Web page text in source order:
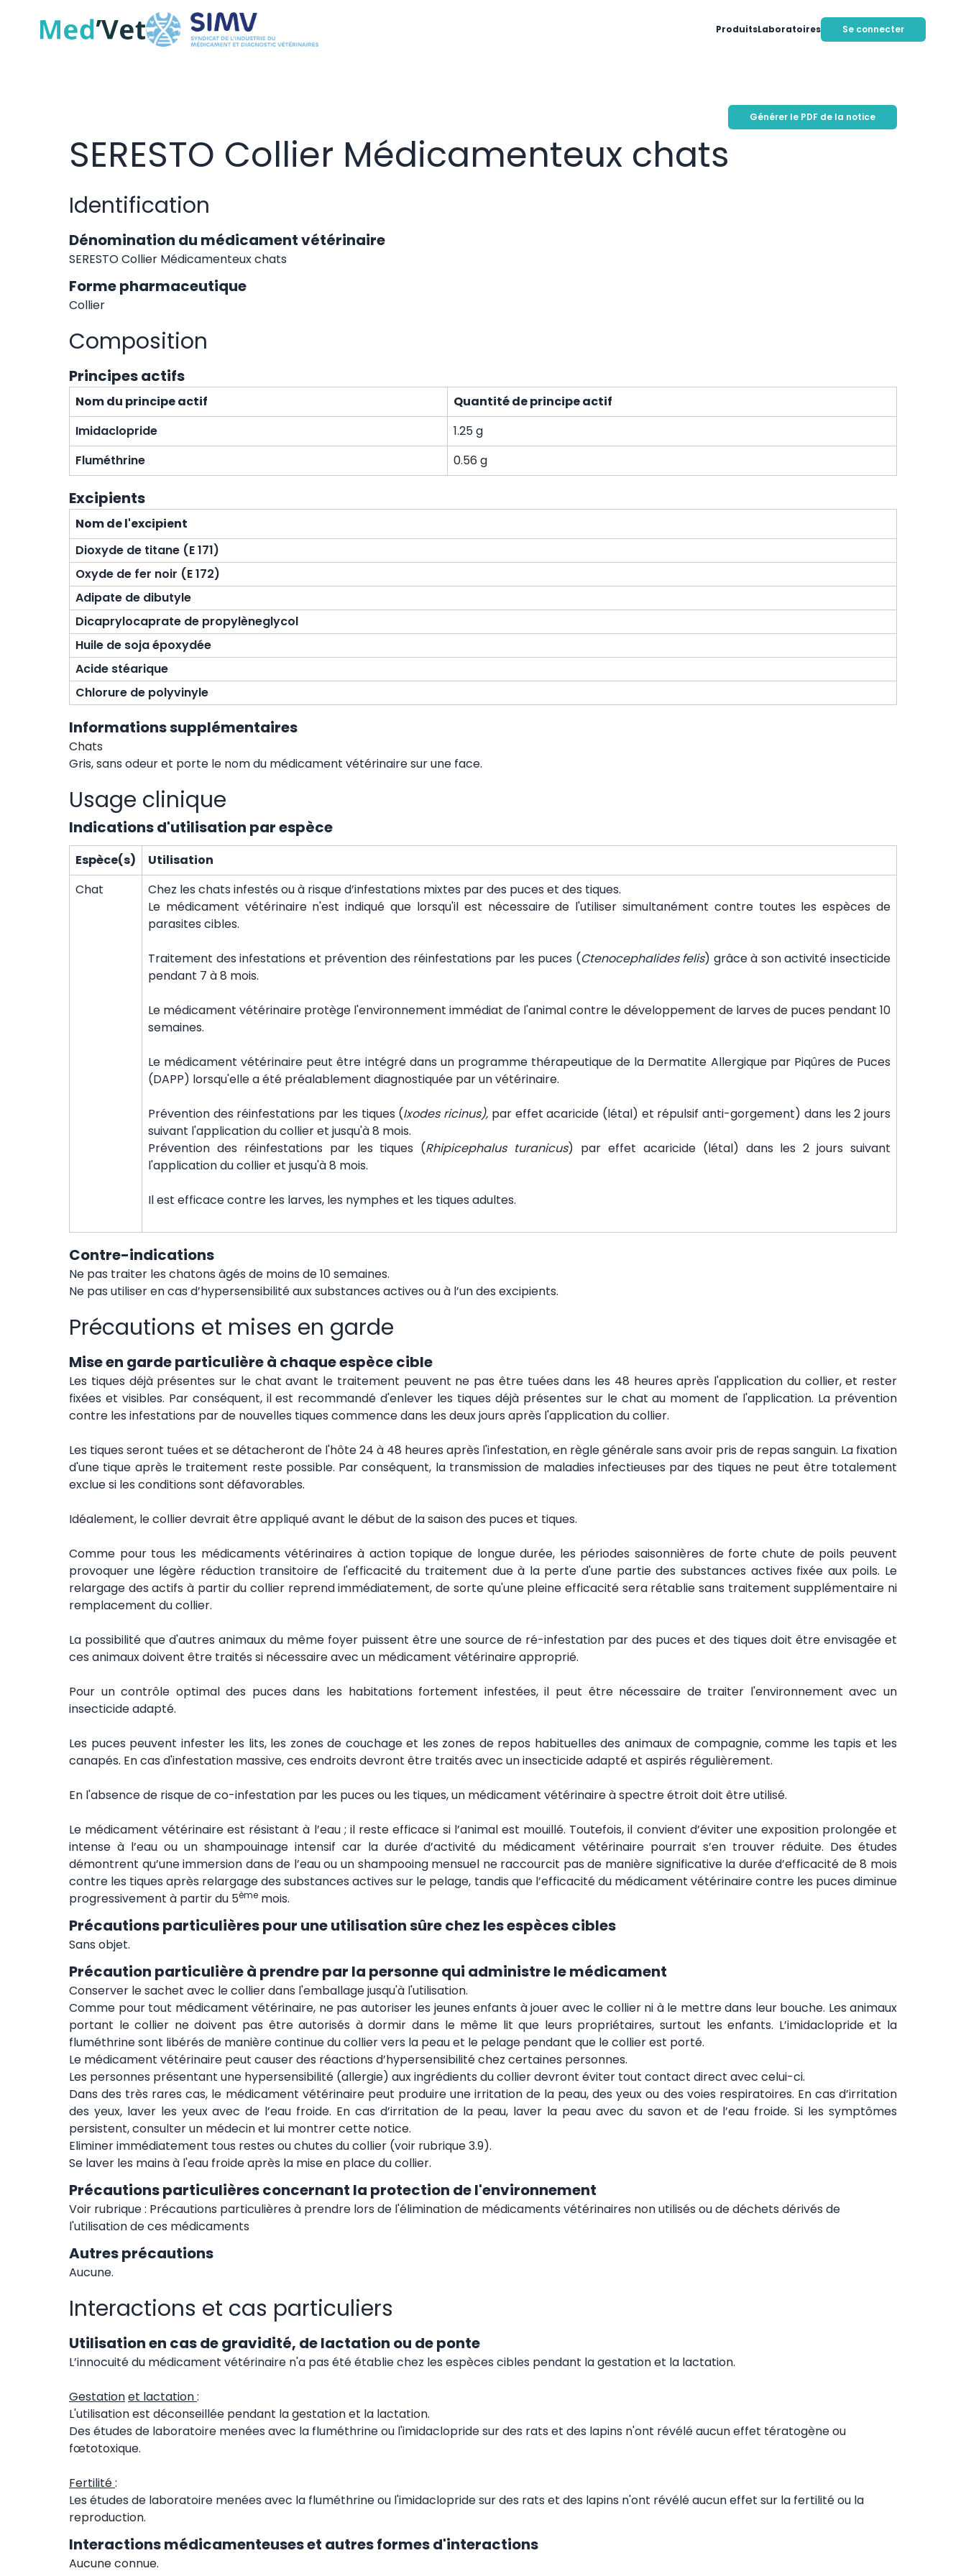
ProduitsLaboratoires Se connecter
Générer le PDF de la notice
SERESTO Collier Médicamenteux chats
Identification
Dénomination du médicament vétérinaire
SERESTO Collier Médicamenteux chats
Forme pharmaceutique
Collier
Composition
Principes actifs
Nom du principe actif
Quantité de principe actif
Imidaclopride
1.25 g
Fluméthrine
0.56 g
Excipients
Nom de l'excipient
Dioxyde de titane (E 171)
Oxyde de fer noir (E 172)
Adipate de dibutyle
Dicaprylocaprate de propylèneglycol
Huile de soja époxydée
Acide stéarique
Chlorure de polyvinyle
Informations supplémentaires
Chats
Gris, sans odeur et porte le nom du médicament vétérinaire sur une face.
Usage clinique
Indications d'utilisation par espèce
Espèce(s)
Utilisation
Chat
Chez les chats infestés ou à risque d’infestations mixtes par des puces et des tiques.
Le médicament vétérinaire n'est indiqué que lorsqu'il est nécessaire de l'utiliser simultanément contre toutes les espèces de
parasites cibles.
Traitement des infestations et prévention des réinfestations par les puces (Ctenocephalides felis) grâce à son activité insecticide
pendant 7 à 8 mois.
Le médicament vétérinaire protège l'environnement immédiat de l'animal contre le développement de larves de puces pendant 10
semaines.
Le médicament vétérinaire peut être intégré dans un programme thérapeutique de la Dermatite Allergique par Piqûres de Puces
(DAPP) lorsqu'elle a été préalablement diagnostiquée par un vétérinaire.
Prévention des réinfestations par les tiques (Ixodes ricinus), par effet acaricide (létal) et répulsif anti-gorgement) dans les 2 jours
suivant l'application du collier et jusqu'à 8 mois.
Prévention des réinfestations par les tiques (Rhipicephalus turanicus) par effet acaricide (létal) dans les 2 jours suivant
l'application du collier et jusqu'à 8 mois.
Il est efficace contre les larves, les nymphes et les tiques adultes.
Contre-indications
Ne pas traiter les chatons âgés de moins de 10 semaines.
Ne pas utiliser en cas d’hypersensibilité aux substances actives ou à l’un des excipients.
Précautions et mises en garde
Mise en garde particulière à chaque espèce cible
Les tiques déjà présentes sur le chat avant le traitement peuvent ne pas être tuées dans les 48 heures après l'application du collier, et rester
fixées et visibles. Par conséquent, il est recommandé d'enlever les tiques déjà présentes sur le chat au moment de l'application. La prévention
contre les infestations par de nouvelles tiques commence dans les deux jours après l'application du collier.
Les tiques seront tuées et se détacheront de l'hôte 24 à 48 heures après l'infestation, en règle générale sans avoir pris de repas sanguin. La fixation
d'une tique après le traitement reste possible. Par conséquent, la transmission de maladies infectieuses par des tiques ne peut être totalement
exclue si les conditions sont défavorables.
Idéalement, le collier devrait être appliqué avant le début de la saison des puces et tiques.
Comme pour tous les médicaments vétérinaires à action topique de longue durée, les périodes saisonnières de forte chute de poils peuvent
provoquer une légère réduction transitoire de l'efficacité du traitement due à la perte d'une partie des substances actives fixée aux poils. Le
relargage des actifs à partir du collier reprend immédiatement, de sorte qu'une pleine efficacité sera rétablie sans traitement supplémentaire ni
remplacement du collier.
La possibilité que d'autres animaux du même foyer puissent être une source de ré-infestation par des puces et des tiques doit être envisagée et
ces animaux doivent être traités si nécessaire avec un médicament vétérinaire approprié.
Pour un contrôle optimal des puces dans les habitations fortement infestées, il peut être nécessaire de traiter l'environnement avec un
insecticide adapté.
Les puces peuvent infester les lits, les zones de couchage et les zones de repos habituelles des animaux de compagnie, comme les tapis et les
canapés. En cas d'infestation massive, ces endroits devront être traités avec un insecticide adapté et aspirés régulièrement.
En l'absence de risque de co-infestation par les puces ou les tiques, un médicament vétérinaire à spectre étroit doit être utilisé.
Le médicament vétérinaire est résistant à l’eau ; il reste efficace si l’animal est mouillé. Toutefois, il convient d’éviter une exposition prolongée et
intense à l’eau ou un shampouinage intensif car la durée d’activité du médicament vétérinaire pourrait s’en trouver réduite. Des études
démontrent qu’une immersion dans de l’eau ou un shampooing mensuel ne raccourcit pas de manière significative la durée d’efficacité de 8 mois
contre les tiques après relargage des substances actives sur le pelage, tandis que l’efficacité du médicament vétérinaire contre les puces diminue
progressivement à partir du 5ème mois.
Précautions particulières pour une utilisation sûre chez les espèces cibles
Sans objet.
Précaution particulière à prendre par la personne qui administre le médicament
Conserver le sachet avec le collier dans l'emballage jusqu'à l'utilisation.
Comme pour tout médicament vétérinaire, ne pas autoriser les jeunes enfants à jouer avec le collier ni à le mettre dans leur bouche. Les animaux
portant le collier ne doivent pas être autorisés à dormir dans le même lit que leurs propriétaires, surtout les enfants. L’imidaclopride et la
fluméthrine sont libérés de manière continue du collier vers la peau et le pelage pendant que le collier est porté.
Le médicament vétérinaire peut causer des réactions d’hypersensibilité chez certaines personnes.
Les personnes présentant une hypersensibilité (allergie) aux ingrédients du collier devront éviter tout contact direct avec celui-ci.
Dans des très rares cas, le médicament vétérinaire peut produire une irritation de la peau, des yeux ou des voies respiratoires. En cas d’irritation
des yeux, laver les yeux avec de l’eau froide. En cas d’irritation de la peau, laver la peau avec du savon et de l’eau froide. Si les symptômes
persistent, consulter un médecin et lui montrer cette notice.
Eliminer immédiatement tous restes ou chutes du collier (voir rubrique 3.9).
Se laver les mains à l'eau froide après la mise en place du collier.
Précautions particulières concernant la protection de l'environnement
Voir rubrique : Précautions particulières à prendre lors de l'élimination de médicaments vétérinaires non utilisés ou de déchets dérivés de
l'utilisation de ces médicaments
Autres précautions
Aucune.
Interactions et cas particuliers
Utilisation en cas de gravidité, de lactation ou de ponte
L’innocuité du médicament vétérinaire n'a pas été établie chez les espèces cibles pendant la gestation et la lactation.
Gestationet lactation:
L'utilisation est déconseillée pendant la gestation et la lactation.
Des études de laboratoire menées avec la fluméthrine ou l'imidaclopride sur des rats et des lapins n'ont révélé aucun effet tératogène ou
fœtotoxique.
Fertilité:
Les études de laboratoire menées avec la fluméthrine ou l'imidaclopride sur des rats et des lapins n'ont révélé aucun effet sur la fertilité ou la
reproduction.
Interactions médicamenteuses et autres formes d'interactions
Aucune connue.